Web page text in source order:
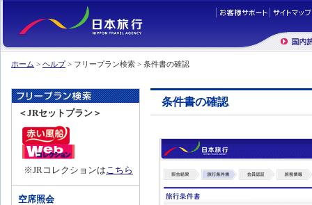
ホーム > ヘルプ> フリープラン検索 > 条件書の確認
＜JRセットプラン＞
※JRコレクションはこちら
空席照会
条件書の確認